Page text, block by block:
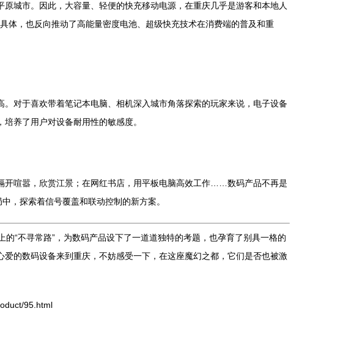
城市。因此，大容量、轻便的快充移动电源，在重庆几乎是游客和本地人
体，也反向推动了高能量密度电池、超级快充技术在消费端的普及和重
对于喜欢带着笔记本电脑、相机深入城市角落探索的玩家来说，电子设备
养了用户对设备耐用性的敏感度。
开喧嚣，欣赏江景；在网红书店，用平板电脑高效工作……数码产品不再是
，探索着信号覆盖和联动控制的新方案。
“不寻常路”，为数码产品设下了一道道独特的考题，也孕育了别具一格的
的数码设备来到重庆，不妨感受一下，在这座魔幻之都，它们是否也被激
95.html